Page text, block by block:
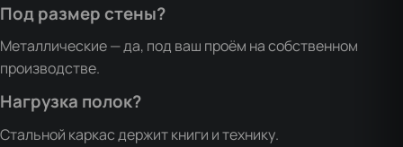
Под размер стены?
Металлические — да, под ваш проём на собственном
производстве.
Нагрузка полок?
Стальной каркас держит книги и технику.